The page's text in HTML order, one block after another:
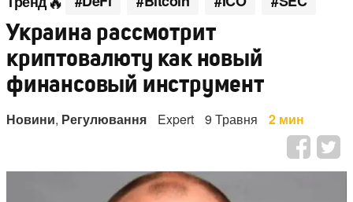
Украина рассмотрит
криптовалюту как новый
финансовый инструмент
Новини, Регулювання Expert 9 Травня 2 мин